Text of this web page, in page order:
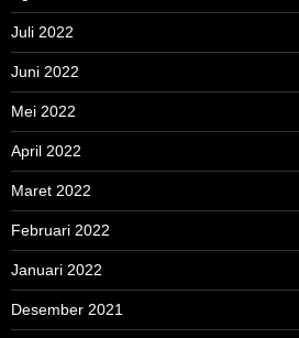
Juli 2022
Juni 2022
Mei 2022
April 2022
Maret 2022
Februari 2022
Januari 2022
Desember 2021